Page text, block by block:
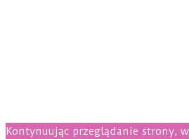
Kontynuując przeglądanie strony,